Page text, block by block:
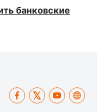
банковские